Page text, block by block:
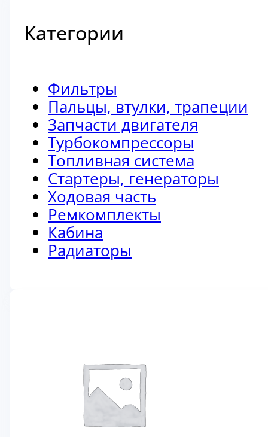
Категории
Фильтры
Пальцы, втулки, трапеции
Запчасти двигателя
Турбокомпрессоры
Топливная система
Стартеры, генераторы
Ходовая часть
Ремкомплекты
Кабина
Радиаторы